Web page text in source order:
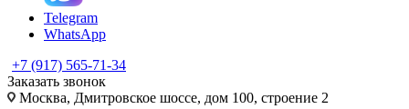
Telegram
WhatsApp
+7 (917) 565-71-34
Заказать звонок
Москва, Дмитровское шоссе, дом 100, строение 2